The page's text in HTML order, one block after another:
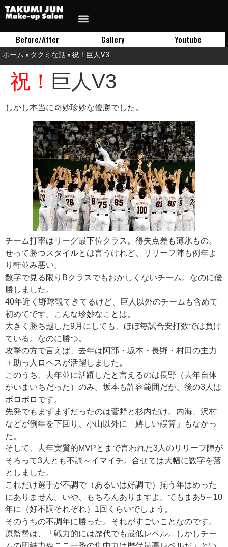
Before/After Gallery Youtube
ホーム » タクミな話 »祝！巨人V3
祝！巨人V3
しかし本当に奇妙珍妙な優勝でした。
チーム打率はリーグ最下位クラス。得失点差も薄氷もの。
せって勝つスタイルとは言うけれど、リリーフ陣も例年よ
り軒並み悪い。
数字で見る限りBクラスでもおかしくないチーム。なのに優
勝しました。
40年近く野球観てきてるけど、巨人以外のチームも含めて
初めてです。こんな珍妙なことは。
大きく勝ち越した9月にしても、ほぼ毎試合安打数では負け
ている。なのに勝つ。
攻撃の方で言えば、去年は阿部・坂本・長野・村田の主力
＋助っ人ロペスが活躍しました。
このうち、去年並に活躍したと言えるのは長野（去年自体
がいまいちだった）のみ。坂本も許容範囲だが、後の3人は
ボロボロです。
先発でもまずまずだったのは菅野と杉内だけ。内海、沢村
などが例年を下回り、小山以外に「嬉しい誤算」もなかっ
た。
そして、去年実質的MVPとまで言われた3人のリリーフ陣が
そろって3人とも不調～イマイチ。合せては大幅に数字を落
としました。
これだけ選手が不調で（あるいは好調で）揃う年はめった
にありません。いや、もちろんありますよ。でもまあ5～10
年に（好不調それぞれ）1回くらいでしょう。
そのうちの不調年に勝った。それがすごいことなのです。
原監督は、「戦力的には歴代でも最低レベル。しかしチー